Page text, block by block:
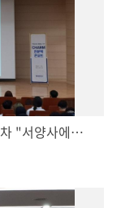
2018-2학기 CHARM인문학콘서트 5주차 "서양사에서 배우는 보편적 가치-구완회(교양대학 교수)"